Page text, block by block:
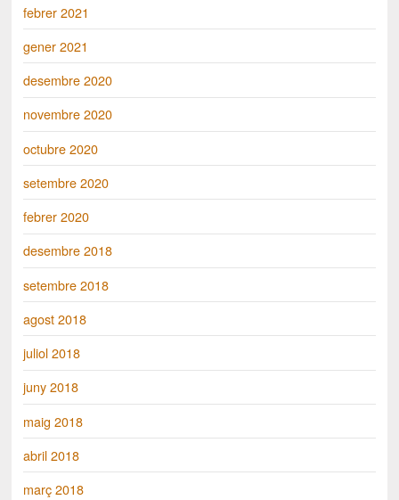
febrer 2021
gener 2021
desembre 2020
novembre 2020
octubre 2020
setembre 2020
febrer 2020
desembre 2018
setembre 2018
agost 2018
juliol 2018
juny 2018
maig 2018
abril 2018
març 2018